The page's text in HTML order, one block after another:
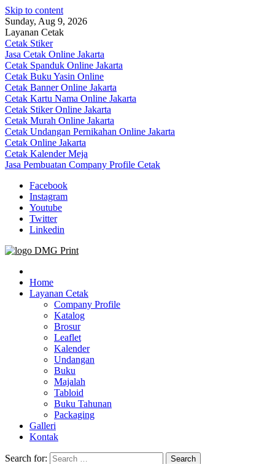
Skip to content
Sunday, Aug 9, 2026
Layanan Cetak
Cetak Stiker
Jasa Cetak Online Jakarta
Cetak Spanduk Online Jakarta
Cetak Buku Yasin Online
Cetak Banner Online Jakarta
Cetak Kartu Nama Online Jakarta
Cetak Stiker Online Jakarta
Cetak Murah Online Jakarta
Cetak Undangan Pernikahan Online Jakarta
Cetak Online Jakarta
Cetak Kalender Meja
Jasa Pembuatan Company Profile Cetak
Facebook
Instagram
Youtube
Twitter
Linkedin
Jasa Cetak Online DMG Printing
Home
Layanan Cetak
Company Profile
Katalog
Brosur
Leaflet
Kalender
Undangan
Buku
Majalah
Tabloid
Buku Tahunan
Packaging
Galleri
Kontak
Search for: